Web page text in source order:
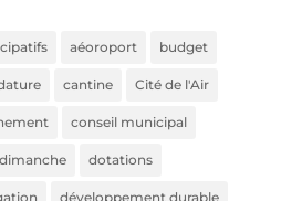
aéoroport budget
cantine Cité de l'Air
conseil municipal
dimanche dotations
développement durable